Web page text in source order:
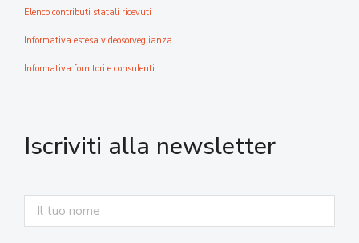
Elenco contributi statali ricevuti
Informativa estesa videosorveglianza
Informativa fornitori e consulenti
Iscriviti alla newsletter